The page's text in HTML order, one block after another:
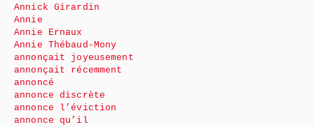
Annick Girardin
Annie
Annie Ernaux
Annie Thébaud-Mony
annonçait joyeusement
annonçait récemment
annoncé
annonce discrète
annonce l’éviction
annonce qu’il